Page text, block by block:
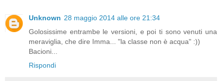
Unknown 28 maggio 2014 alle ore 21:34
Golosissime entrambe le versioni, e poi ti sono venuti una
meraviglia, che dire Imma... "la classe non è acqua" :))
Bacioni...
Rispondi